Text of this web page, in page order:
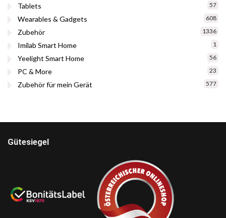
Tablets 57
Wearables & Gadgets 608
Zubehör 1336
Imilab Smart Home 1
Yeelight Smart Home 56
PC & More 23
Zubehör für mein Gerät 577
Gütesiegel